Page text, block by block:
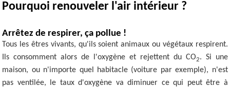
Pourquoi renouveler l'air intérieur ?
Arrêtez de respirer, ça pollue !
Tous les êtres vivants, qu'ils soient animaux ou végétaux respirent.
Ils consomment alors de l'oxygène et rejettent du CO2. Si une
maison, ou n'importe quel habitacle (voiture par exemple), n'est
pas ventilée, le taux d'oxygène va diminuer ce qui peut être à